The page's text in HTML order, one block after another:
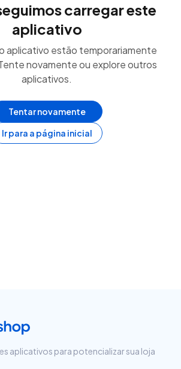
carregar este
aplicativo
aplicativo estão temporariamente
novamente ou explore outros
aplicativos.
Tentar novamente
Ir para a página inicial
aplicativos para potencializar sua loja